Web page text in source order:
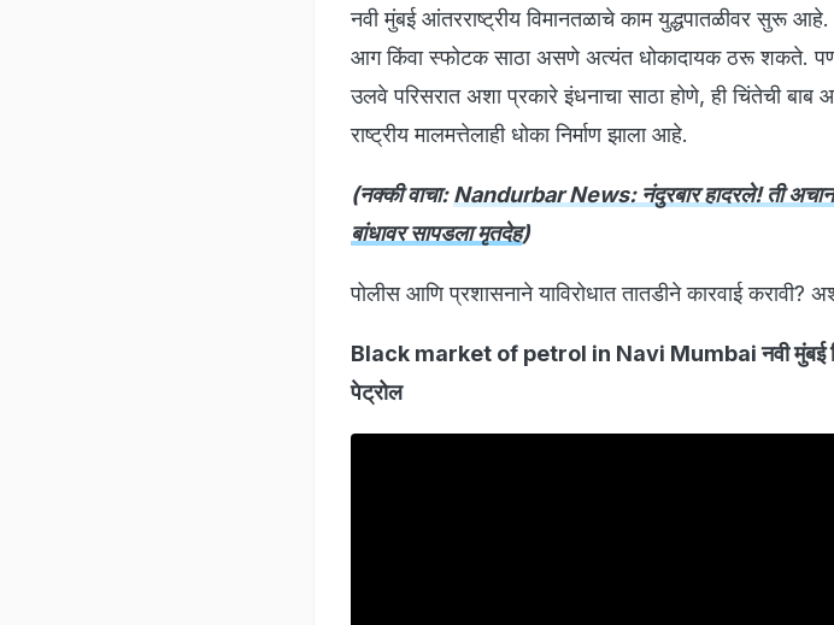
नवी मुंबई आंतरराष्ट्रीय विमानतळाचे काम युद्धपातळीवर सुरू आहे.
आग किंवा स्फोटक साठा असणे अत्यंत धोकादायक ठरू शकते. पण
उलवे परिसरात अशा प्रकारे इंधनाचा साठा होणे, ही चिंतेची
राष्ट्रीय मालमत्तेलाही धोका निर्माण झाला आहे.
(नक्की वाचा:Nandurbar News: नंदुरबार हादरले! ती
बांधावर सापडला मृतदेह)
पोलीस आणि प्रशासनाने याविरोधात तातडीने कारवाई करावी?
Black market of petrol in Navi Mumbai नवी मुंबई
पेट्रोल